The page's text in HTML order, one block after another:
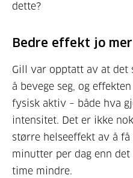
dette?
Bedre effekt jo
Gill var opptatt av at det
å bevege seg, og
fysisk aktiv – både hva
intensitet. Det er ikke
større helseeffekt av å
minutter per dag enn
time mindre.